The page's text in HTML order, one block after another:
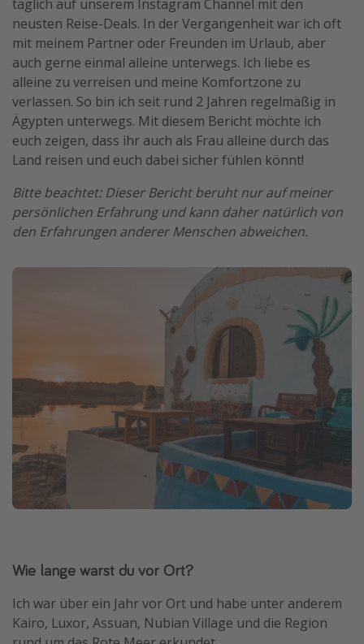
Silvesterreisen
Last Minute Urlaub Mallorca
Last Minute Urlaub Deutschland
täglich auf unserem Instagram Channel mit den
neusten Reise-Deals. In der Vergangenheit war ich oft
mit meinem Partner oder Freunden im Urlaub, aber
auch gerne einmal alleine unterwegs. Ich liebe es
alleine zu verreisen und meine Komfortzone zu
verlassen. So bin ich seit rund 2 Jahren regelmäßig in
Ägypten unterwegs. Mit diesem Bericht möchte ich
euch zeigen, dass ihr auch als Frau alleine durch das
Land reisen und euch dabei sicher fühlen könnt!
Bitte beachtet: Dieser Bericht beruht nur auf meiner
persönlichen Erfahrung und kann daher natürlich von
den Erfahrungen anderer Menschen abweichen.
Wie lange warst du vor Ort?
Ich war über ein Jahr vor Ort und habe unter anderem
Kairo, Luxor, Assuan, Nubian Village und die Region